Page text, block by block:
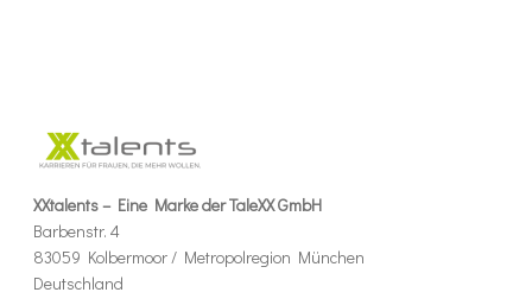
XXtalents – Eine Marke der TaleXX GmbH
Barbenstr. 4
83059 Kolbermoor / Metropolregion München
Deutschland